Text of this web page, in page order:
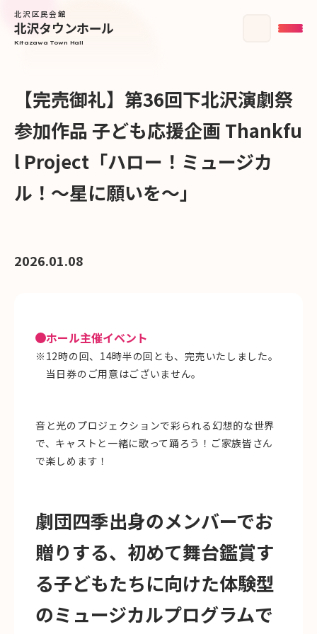
北沢区民会館
北沢タウンホール
Kitazawa Town Hall
【完売御礼】第36回下北沢演劇祭
参加作品 子ども応援企画 Thankfu
l Project「ハロー！ミュージカ
ル！〜星に願いを〜」
2026.01.08
ホール主催イベント
※12時の回、14時半の回とも、完売いたしました。
当日券のご用意はございません。
音と光のプロジェクションで彩られる幻想的な世界
で、キャストと一緒に歌って踊ろう！ご家族皆さん
で楽しめます！
劇団四季出身のメンバーでお
贈りする、初めて舞台鑑賞す
る子どもたちに向けた体験型
のミュージカルプログラムで